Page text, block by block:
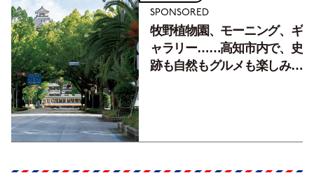
SPONSORED
牧野植物園、モーニング、ギ
ャラリー……高知市内で、史
跡も自然もグルメも楽しみ尽